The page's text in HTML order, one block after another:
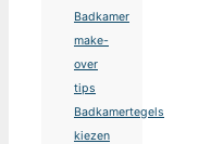
Badkamer
make-
over
tips
Badkamertegels
kiezen